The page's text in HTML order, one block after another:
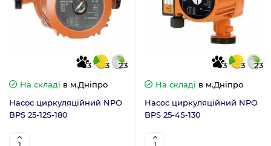
3 3
23
На складі в м.Дніпро
Насос циркуляційний NPO
BPS 25-12S-180
3 3
23
На складі в м.Дніпро
Насос циркуляційний NPO
BPS 25-4S-130